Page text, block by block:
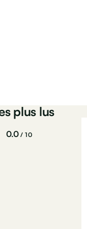
plus lus
0.0/ 10